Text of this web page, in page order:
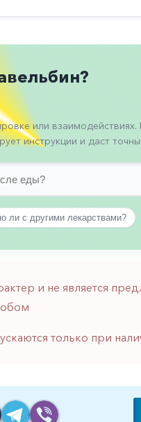
или взаимодействиях.
инструкции и даст
ли с другими лекарствами?
и не является
только при